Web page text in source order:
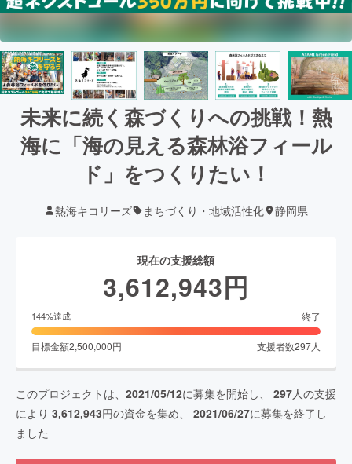
未来に続く森づくりへの挑戦！熱
海に「海の見える森林浴フィール
ド」をつくりたい！
熱海キコリーズ まちづくり・地域活性化 静岡県
現在の支援総額
3,612,943円
144%達成 終了
目標金額2,500,000円 支援者数297人
このプロジェクトは、 2021/05/12に募集を開始し、 297人の支援
により 3,612,943円の資金を集め、 2021/06/27に募集を終了し
ました